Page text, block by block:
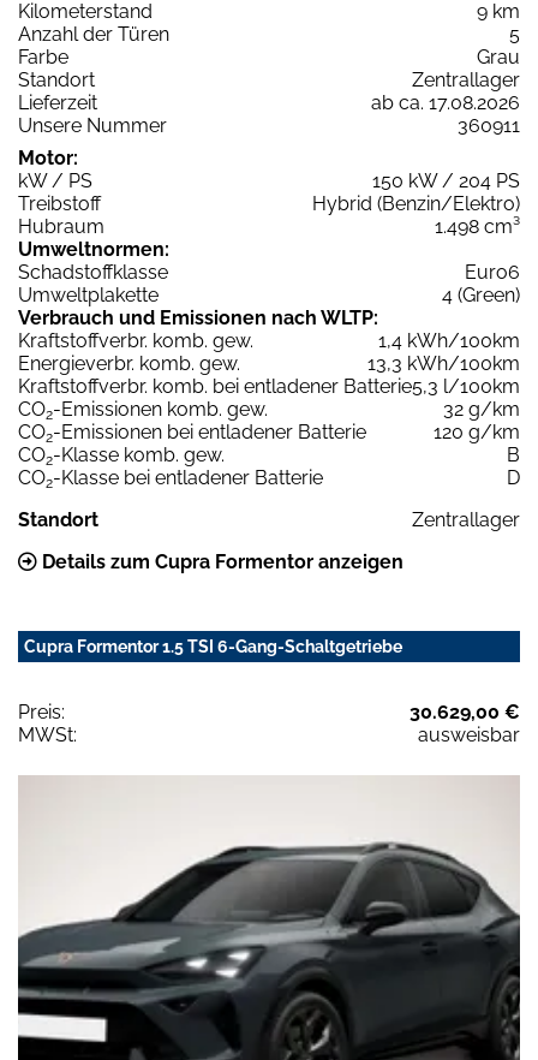
Kilometerstand
9 km
Anzahl der Türen
5
Farbe
Grau
Standort
Zentrallager
Lieferzeit
ab ca. 17.08.2026
Unsere Nummer
360911
Motor:
kW / PS
150 kW / 204 PS
Treibstoff
Hybrid (Benzin/Elektro)
Hubraum
1.498 cm³
Umweltnormen:
Schadstoffklasse
Euro6
Umweltplakette
4 (Green)
Verbrauch und Emissionen nach WLTP:
Kraftstoffverbr. komb. gew.
1,4 kWh/100km
Energieverbr. komb. gew.
13,3 kWh/100km
Kraftstoffverbr. komb. bei entladener Batterie5,3 l/100km
CO2-Emissionen komb. gew.
32 g/km
CO2-Emissionen bei entladener Batterie
120 g/km
CO2-Klasse komb. gew.
B
CO2-Klasse bei entladener Batterie
D
Standort
Zentrallager
Details zum Cupra Formentor anzeigen
Cupra Formentor 1.5 TSI 6-Gang-Schaltgetriebe
Preis:
30.629,00 €
MWSt:
ausweisbar